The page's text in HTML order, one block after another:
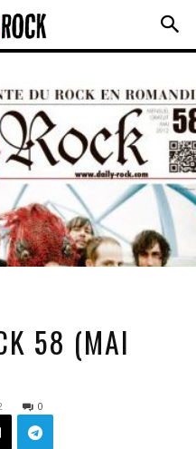
58 (MAI
0